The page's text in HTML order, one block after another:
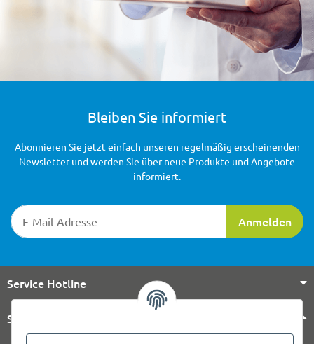
Bleiben Sie informiert
Newsletter-Registrierung
Anmelden
Abonnieren Sie jetzt einfach unseren regelmäßig erscheinenden
Newsletter und werden Sie über neue Produkte und Angebote
informiert.
Service Hotline
Shop Service